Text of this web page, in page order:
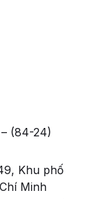
(84-24)
Khu phố
Minh